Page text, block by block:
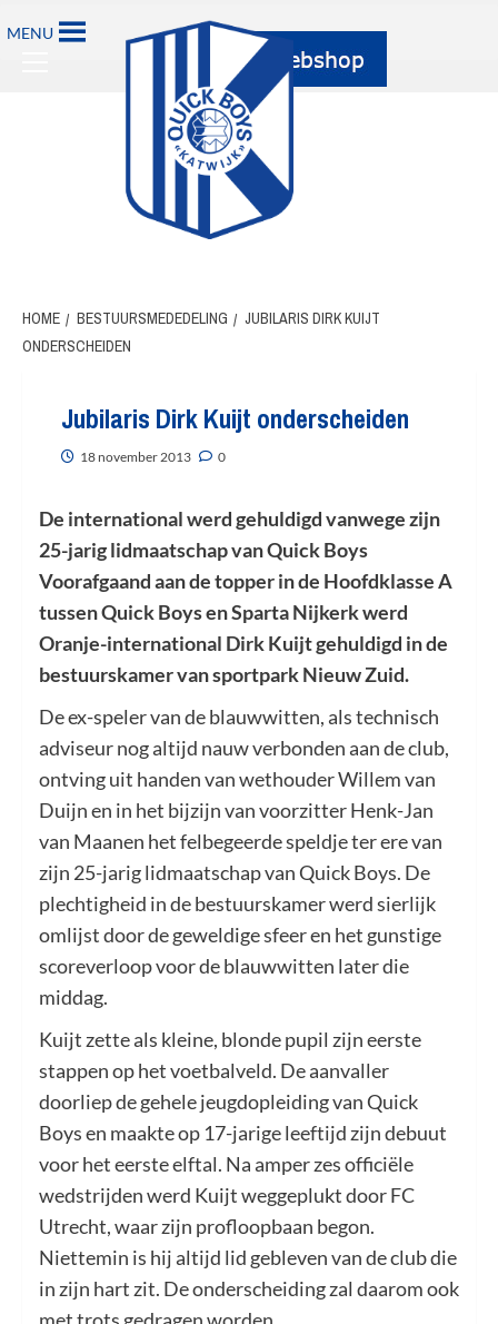
naar
MENU
Primary
HOME BESTUURSMEDEDELING
JUBILARIS DIRK KUIJT
ONDERSCHEIDEN
Jubilaris Dirk Kuijt onderscheiden
18 november 2013 0
De international werd gehuldigd vanwege zijn
25-jarig lidmaatschap van Quick Boys
Voorafgaand aan de topper in de Hoofdklasse A
tussen Quick Boys en Sparta Nijkerk werd
Oranje-international Dirk Kuijt gehuldigd in de
bestuurskamer van sportpark Nieuw Zuid.
De ex-speler van de blauwwitten, als technisch
adviseur nog altijd nauw verbonden aan de club,
ontving uit handen van wethouder Willem van
Duijn en in het bijzijn van voorzitter Henk-Jan
van Maanen het felbegeerde speldje ter ere van
zijn 25-jarig lidmaatschap van Quick Boys. De
plechtigheid in de bestuurskamer werd sierlijk
omlijst door de geweldige sfeer en het gunstige
scoreverloop voor de blauwwitten later die
middag.
Kuijt zette als kleine, blonde pupil zijn eerste
stappen op het voetbalveld. De aanvaller
doorliep de gehele jeugdopleiding van Quick
Boys en maakte op 17-jarige leeftijd zijn debuut
voor het eerste elftal. Na amper zes officiële
wedstrijden werd Kuijt weggeplukt door FC
Utrecht, waar zijn profloopbaan begon.
Niettemin is hij altijd lid gebleven van de club die
in zijn hart zit. De onderscheiding zal daarom ook